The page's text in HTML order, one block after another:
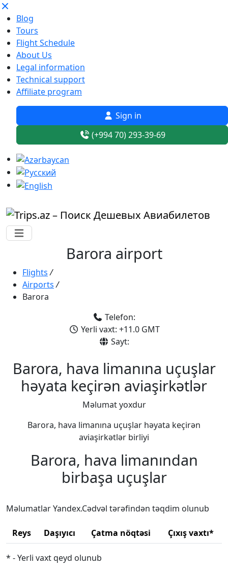
Blog
Tours
Flight Schedule
About Us
Legal information
Technical support
Affiliate program
Sign in
(+994 70) 293-39-69
Barora airport
Flights /
Airports /
Barora
Telefon:
Yerli vaxt: +11.0 GMT
Sayt:
Barora, hava limanına uçuşlar
həyata keçirən aviaşirkətlər
Məlumat yoxdur
Barora, hava limanına uçuşlar həyata keçirən
aviaşirkətlər birliyi
Barora, hava limanından
birbaşa uçuşlar
Məlumatlar Yandex.Cədvəl tərəfindən təqdim olunub
Reys Daşıyıcı Çatma nöqtəsi Çıxış vaxtı*
* - Yerli vaxt qeyd olunub